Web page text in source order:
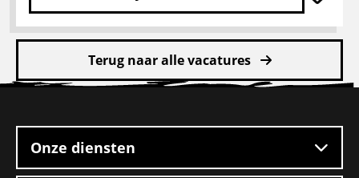
Lees
meer
Rangeerder
Boxtel
Terug naar alle vacatures
footer
Onze diensten